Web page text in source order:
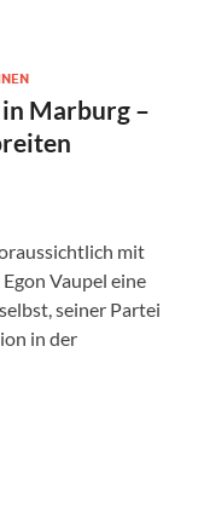
Marburg –
mit
Vaupel eine
seiner Partei
in der